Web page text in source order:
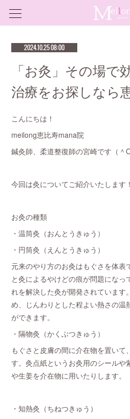
2024.10.25 08:00
「お灸」その場で
治療をお探しなら
こんにちは！
meilong恵比寿mana院
鍼灸師、柔道整復師の宮崎です（＾
今回は灸についてご紹介いたします！
お灸の種類
・温筒灸（おんとうきゅう）
・円筒灸（えんとうきゅう）
元来のやり方のお灸はもぐさを体表
と灸によるやけどの痕が問題になっ
れを解決した灸が開発されています
め、じんわりとした程よい熱さの温
ができます。
・隔物灸（かくぶつきゅう）
もぐさと皮膚の間に介在物を置いて
す。灸点紙というお灸用のシールや
や生姜を介在物に用いたりします。
・知熱灸（ちねつきゅう）